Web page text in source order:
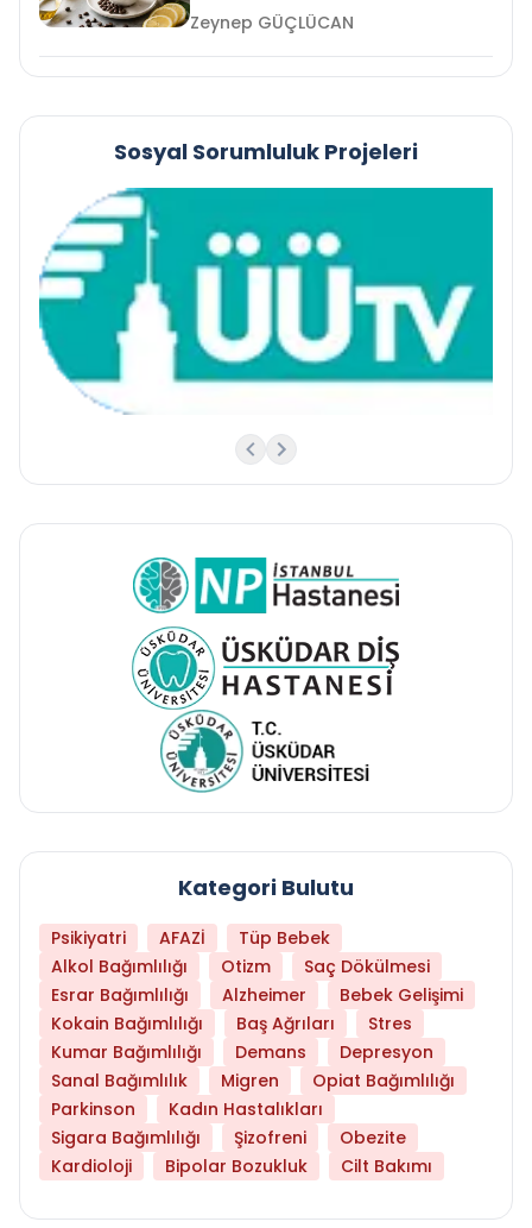
Zeynep GÜÇLÜCAN
Sosyal Sorumluluk Projeleri
Kategori Bulutu
Psikiyatri AFAZİ
Tüp Bebek
Alkol Bağımlılığı
Otizm
Saç Dökülmesi
Esrar Bağımlılığı
Alzheimer
Bebek Gelişimi
Kokain Bağımlılığı
Baş Ağrıları
Stres
Kumar Bağımlılığı
Demans
Depresyon
Sanal Bağımlılık
Migren
Opiat Bağımlılığı
Parkinson
Kadın Hastalıkları
Sigara Bağımlılığı
Şizofreni
Obezite
Kardioloji
Bipolar Bozukluk Cilt Bakımı